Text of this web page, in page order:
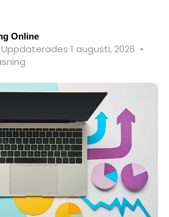
Online
Uppdaterades 1 augusti, 2026 •